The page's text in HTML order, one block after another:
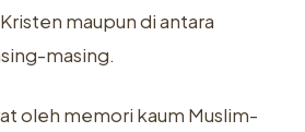
maupun di antara
masing.
oleh memori kaum Muslim-